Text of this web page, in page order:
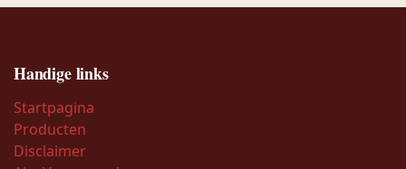
Handige links
Startpagina
Producten
Disclaimer